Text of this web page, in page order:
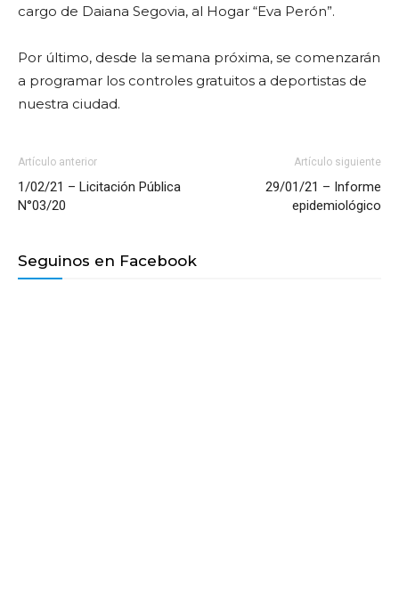
cargo de Daiana Segovia, al Hogar “Eva Perón”.
Por último, desde la semana próxima, se comenzarán
a programar los controles gratuitos a deportistas de
nuestra ciudad.
Artículo anterior
1/02/21 – Licitación Pública
N°03/20
Artículo siguiente
29/01/21 – Informe
epidemiológico
Seguinos en Facebook